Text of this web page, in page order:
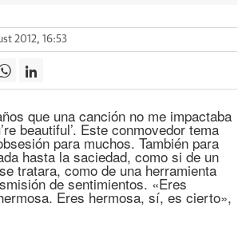
2012, 16:53
que una canción no me impactaba
beautiful’. Este conmovedor tema
para muchos. También para
hasta la saciedad, como si de un
tratara, como de una herramienta
de sentimientos. «Eres
Eres hermosa, sí, es cierto»,